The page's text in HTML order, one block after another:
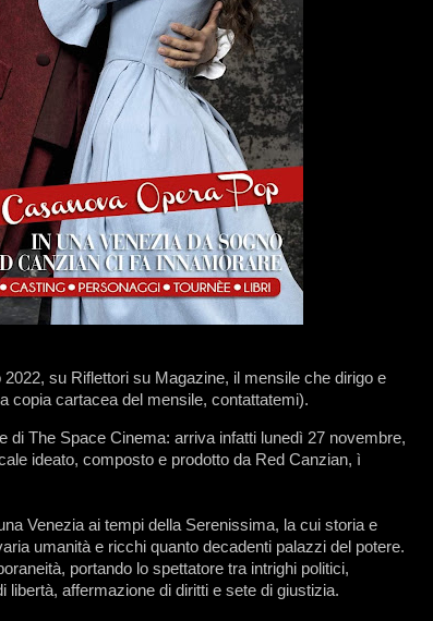
su Riflettori su Magazine, il mensile che dirigo e
copia cartacea del mensile, contattatemi).
di The Space Cinema: arriva infatti lunedì 27 novembre,
ideato, composto e prodotto da Red Canzian, ì
Venezia ai tempi della Serenissima, la cui storia e
umanità e ricchi quanto decadenti palazzi del potere.
portando lo spettatore tra intrighi politici,
affermazione di diritti e sete di giustizia.